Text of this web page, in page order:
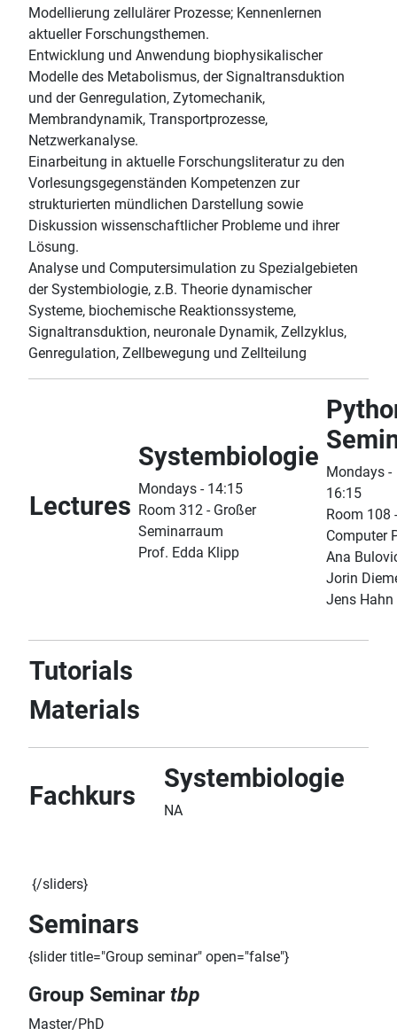
Modellierung zellulärer Prozesse; Kennenlernen
aktueller Forschungsthemen.
Entwicklung und Anwendung biophysikalischer
Modelle des Metabolismus, der Signaltransduktion
und der Genregulation, Zytomechanik,
Membrandynamik, Transportprozesse,
Netzwerkanalyse.
Einarbeitung in aktuelle Forschungsliteratur zu den
Vorlesungsgegenständen Kompetenzen zur
strukturierten mündlichen Darstellung sowie
Diskussion wissenschaftlicher Probleme und ihrer
Lösung.
Analyse und Computersimulation zu Spezialgebieten
der Systembiologie, z.B. Theorie dynamischer
Systeme, biochemische Reaktionssysteme,
Signaltransduktion, neuronale Dynamik, Zellzyklus,
Genregulation, Zellbewegung und Zellteilung
Lectures
Systembiologie
Mondays - 14:15
Room 312 - Großer
Seminarraum
Prof. Edda Klipp
Mondays -
16:15
Room 108 -
Computer
Ana
Jorin
Jens Hahn
Tutorials
Materials
Fachkurs
Systembiologie
NA
{/sliders}
Seminars
{slider title="Group seminar" open="false"}
Group Seminar tbp
Master/PhD